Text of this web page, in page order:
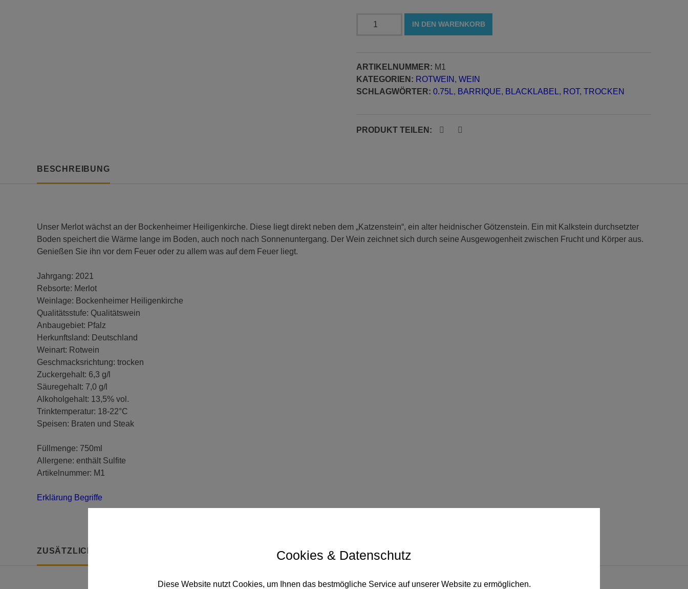
IN DEN WARENKORB
ARTIKELNUMMER: M1
KATEGORIEN: ROTWEIN , WEIN
SCHLAGWÖRTER: 0.75L, BARRIQUE, BLACKLABEL, ROT, TROCKEN
PRODUKT TEILEN:
BESCHREIBUNG
Unser Merlot wächst an der Bockenheimer Heiligenkirche. Diese liegt direkt neben dem „Katzenstein“, ein alter heidnischer Götzenstein. Ein mit Kalkstein durchsetzter
Boden speichert die Wärme lange im Boden, auch noch nach Sonnenuntergang. Der Wein zeichnet sich durch seine Ausgewogenheit zwischen Frucht und Körper aus.
Genießen Sie ihn vor dem Feuer oder zu allem was auf dem Feuer liegt.
Jahrgang: 2021
Rebsorte: Merlot
Weinlage: Bockenheimer Heiligenkirche
Qualitätsstufe: Qualitätswein
Anbaugebiet: Pfalz
Herkunftsland: Deutschland
Weinart: Rotwein
Geschmacksrichtung: trocken
Zuckergehalt: 6,3 g/l
Säuregehalt: 7,0 g/l
Alkoholgehalt: 13,5% vol.
Trinktemperatur: 18-22°C
Speisen: Braten und Steak
Füllmenge: 750ml
Allergene: enthält Sulfite
Artikelnummer: M1
Erklärung Begriffe
ZUSÄTZLICHE INFORMATION Cookies & Datenschutz
Diese Website nutzt Cookies, um Ihnen das bestmögliche Service auf unserer Website zu ermöglichen.